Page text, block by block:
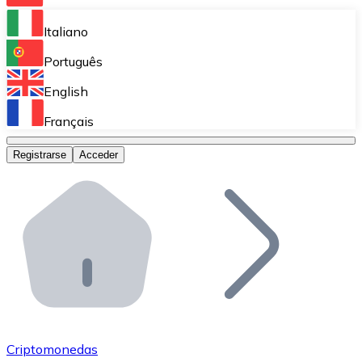
Bitnovo Ramp
Integra nuestra solución en tu plataforma.
Bitnovo Giftcards
Bitnovo OTC
Bitnovo ATM
Integra un ATM Bitnovo en tu negocio y permite que
Bitnovo API
Integra nuestra API en tu ecosistema.
Únete a nuestra red de distribuidores.
Italiano
Português
English
Français
Registrarse Acceder
Criptomonedas